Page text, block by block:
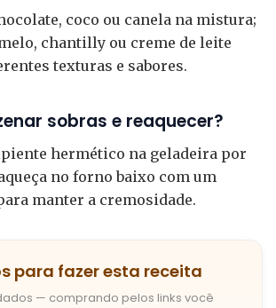
coco ou canela na mistura;
chantilly ou creme de leite
texturas e sabores.
sobras e reaquecer?
hermético na geladeira por
no forno baixo com um
manter a cremosidade.
para fazer esta receita
— comprando pelos links você